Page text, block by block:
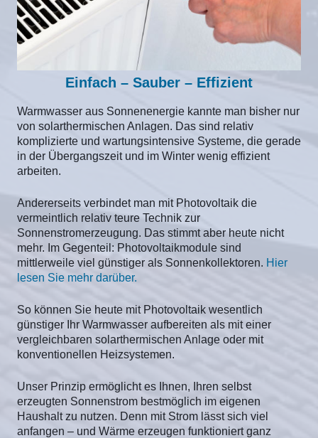
Einfach – Sauber – Effizient
Warmwasser aus Sonnenenergie kannte man bisher nur
von solarthermischen Anlagen. Das sind relativ
komplizierte und wartungsintensive Systeme, die gerade
in der Übergangszeit und im Winter wenig effizient
arbeiten.
Andererseits verbindet man mit Photovoltaik die
vermeintlich relativ teure Technik zur
Sonnenstromerzeugung. Das stimmt aber heute nicht
mehr. Im Gegenteil: Photovoltaikmodule sind
mittlerweile viel günstiger als Sonnenkollektoren. Hier
lesen Sie mehr darüber.
So können Sie heute mit Photovoltaik wesentlich
günstiger Ihr Warmwasser aufbereiten als mit einer
vergleichbaren solarthermischen Anlage oder mit
konventionellen Heizsystemen.
Unser Prinzip ermöglicht es Ihnen, Ihren selbst
erzeugten Sonnenstrom bestmöglich im eigenen
Haushalt zu nutzen. Denn mit Strom lässt sich viel
anfangen – und Wärme erzeugen funktioniert ganz